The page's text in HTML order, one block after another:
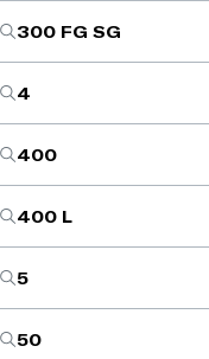
300 FG SG
4
400
400 L
5
50